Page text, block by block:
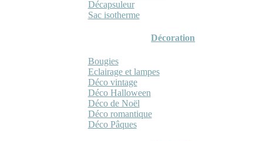
Décapsuleur
Sac isotherme
Décoration
Bougies
Eclairage et lampes
Déco vintage
Déco Halloween
Déco de Noël
Déco romantique
Déco Pâques